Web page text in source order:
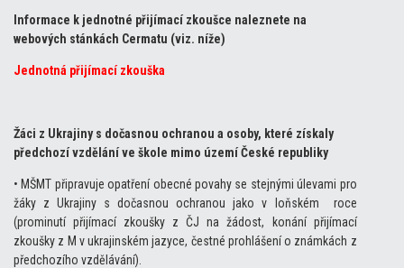
Informace k jednotné přijímací zkoušce naleznete na
webových stánkách Cermatu (viz. níže)
Jednotná přijímací zkouška
Žáci z Ukrajiny s dočasnou ochranou a osoby, které získaly
předchozí vzdělání ve škole mimo území České republiky
• MŠMT připravuje opatření obecné povahy se stejnými úlevami pro
žáky z Ukrajiny s dočasnou ochranou jako v loňském roce
(prominutí přijímací zkoušky z ČJ na žádost, konání přijímací
zkoušky z M v ukrajinském jazyce, čestné prohlášení o známkách z
předchozího vzdělávání).